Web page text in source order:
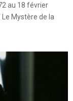
au 18 février
Mystère de la